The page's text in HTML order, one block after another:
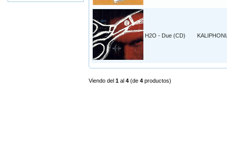
H2O - Due (CD)
Viendo del 1 al 4 (de 4 productos)